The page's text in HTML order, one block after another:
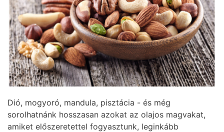
Dió, mogyoró, mandula, pisztácia - és még
sorolhatnánk hosszasan azokat az olajos magvakat,
amiket előszeretettel fogyasztunk, leginkább